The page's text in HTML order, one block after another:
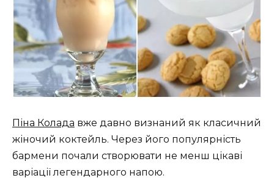
Піна Колада вже давно визнаний як класичний
жіночий коктейль. Через його популярність
бармени почали створювати не менш цікаві
варіації легендарного напою.